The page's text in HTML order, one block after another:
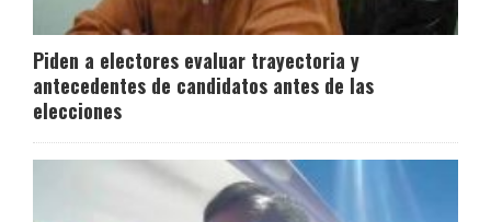
Piden a electores evaluar trayectoria y
antecedentes de candidatos antes de las
elecciones